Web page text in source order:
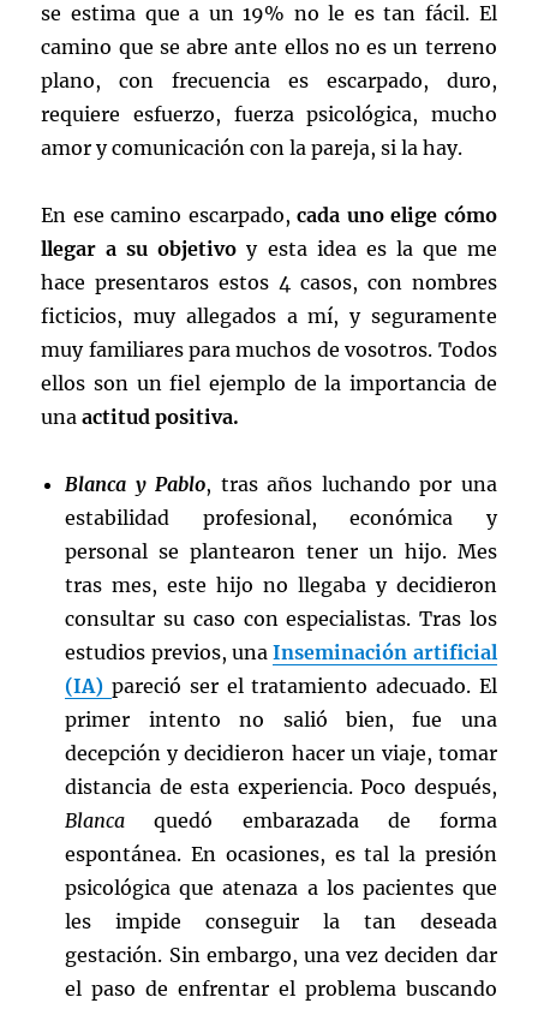
se estima que a un 19% no le es tan fácil. El
camino que se abre ante ellos no es un terreno
plano, con frecuencia es escarpado, duro,
requiere esfuerzo, fuerza psicológica, mucho
amor y comunicación con la pareja, si la hay.
En ese camino escarpado,cada uno elige cómo
llegar a su objetivo y esta idea es la que me
hace presentaros estos 4 casos, con nombres
ficticios, muy allegados a mí, y seguramente
muy familiares para muchos de vosotros. Todos
ellos son un fiel ejemplo de la importancia de
unaactitud positiva.
Blanca y Pablo, tras años luchando por una
estabilidad profesional, económica y
personal se plantearon tener un hijo. Mes
tras mes, este hijo no llegaba y decidieron
consultar su caso con especialistas. Tras los
estudios previos, unaInseminación artificial
(IA) pareció ser el tratamiento adecuado. El
primer intento no salió bien, fue una
decepción y decidieron hacer un viaje, tomar
distancia de esta experiencia. Poco después,
Blancaquedó embarazada de forma
espontánea. En ocasiones, es tal la presión
psicológica que atenaza a los pacientes que
les impide conseguir la tan deseada
gestación. Sin embargo, una vez deciden dar
el paso de enfrentar el problema buscando